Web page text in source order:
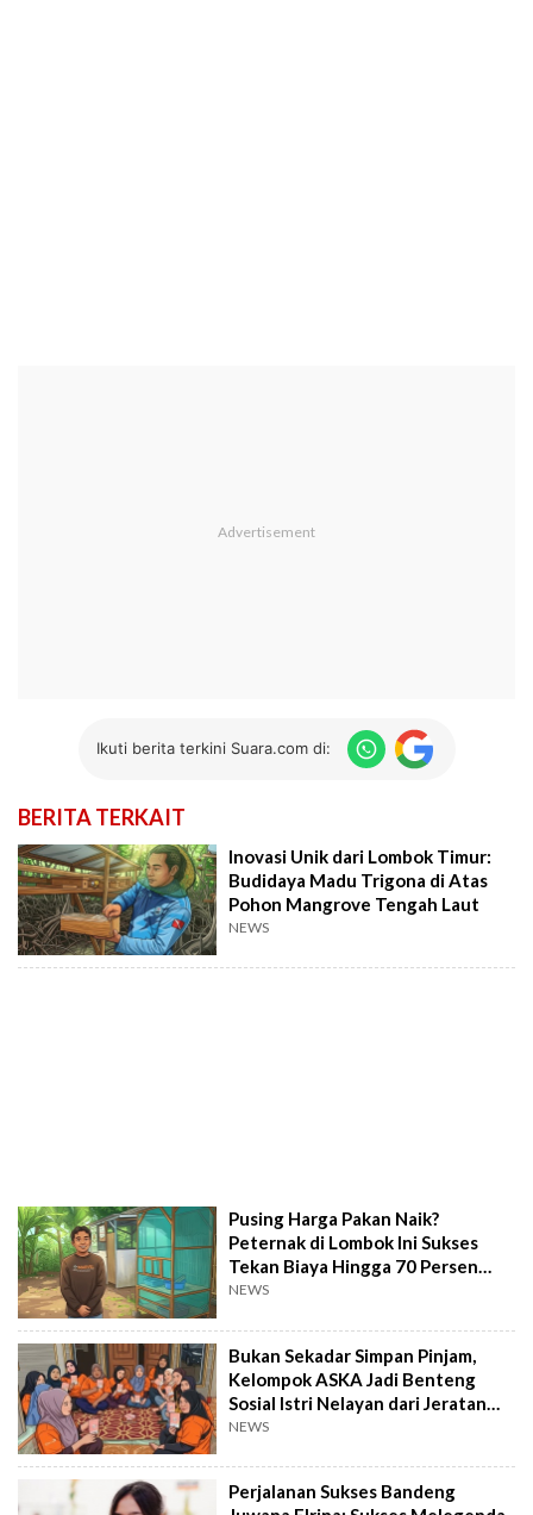
Ikuti berita terkini Suara.com di:
BERITA TERKAIT
Inovasi Unik dari Lombok Timur:
Budidaya Madu Trigona di Atas
Pohon Mangrove Tengah Laut
NEWS
Pusing Harga Pakan Naik?
Peternak di Lombok Ini Sukses
Tekan Biaya Hingga 70 Persen
Lewat Maggot
NEWS
Bukan Sekadar Simpan Pinjam,
Kelompok ASKA Jadi Benteng
Sosial Istri Nelayan dari Jeratan
Utang
NEWS
Perjalanan Sukses Bandeng